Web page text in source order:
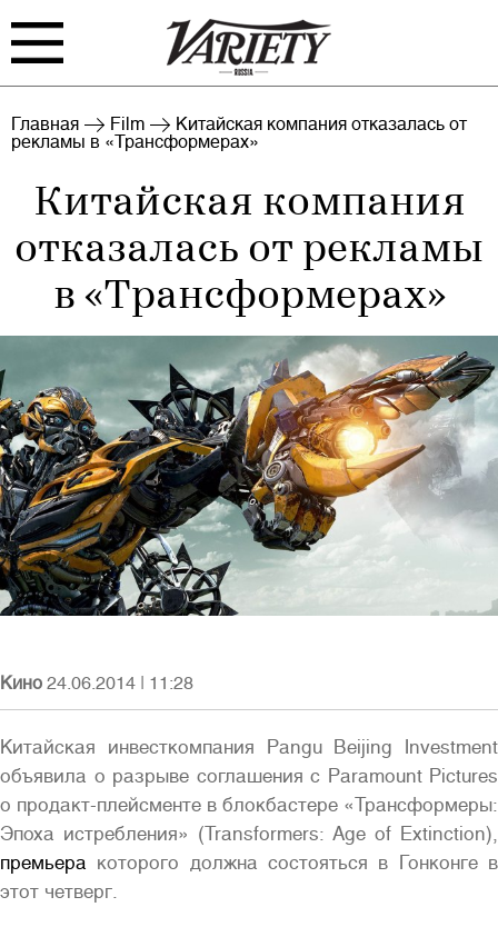
FILM TV
RANKING INDUSTRY
EVENTS ARCHIVE
Войти
Главная Film
Китайская компания отказалась от
рекламы в «Трансформерах»
Китайская компания
отказалась от рекламы
в «Трансформерах»
Кино 24.06.2014 | 11:28
Китайская инвесткомпания Pangu Beijing Investment
объявила о разрыве соглашения с Paramount Pictures
о продакт-плейсменте в блокбастере «Трансформеры:
Эпоха истребления» (Transformers: Age of Extinction),
премьера которого должна состояться в Гонконге в
этот четверг.